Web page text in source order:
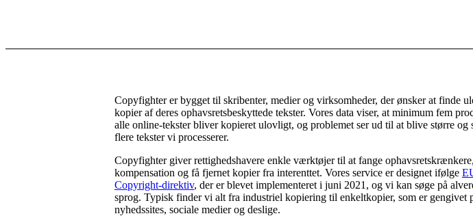
Copyfighter er bygget til skribenter, medier og virksomheder, der ønsker at finde
kopier af deres ophavsretsbeskyttede tekster. Vores data viser, at minimum fem
alle online-tekster bliver kopieret ulovligt, og problemet ser ud til at blive større og
flere tekster vi processerer.
Copyfighter giver rettighedshavere enkle værktøjer til at fange
kompensation og få fjernet kopier fra interenttet. Vores service er designet ifølge
Copyright-direktiv, der er blevet implementeret i juni 2021, og vi kan søge på
sprog. Typisk finder vi alt fra industriel kopiering til enkeltkopier, som er gengivet
nyhedssites, sociale medier og deslige.